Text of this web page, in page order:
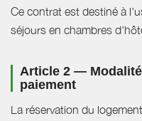
Ce contrat est destiné à
séjours en chambres
Article 2 —
paiement
La réservation du